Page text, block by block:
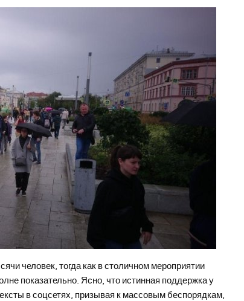
человек, тогда как в столичном мероприятии
показательно. Ясно, что истинная поддержка у
в соцсетях, призывая к массовым беспорядкам,